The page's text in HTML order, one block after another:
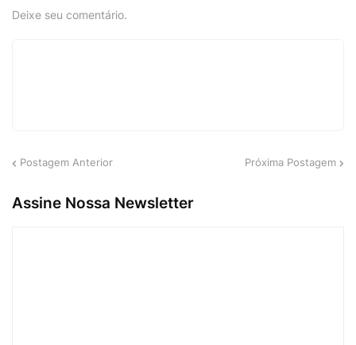
Deixe seu comentário.
Postagem Anterior Próxima Postagem
Assine Nossa Newsletter